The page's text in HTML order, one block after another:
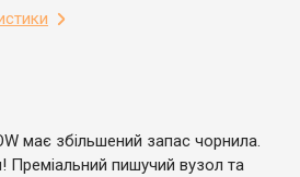
має збільшений запас чорнила.
пишучий вузол та